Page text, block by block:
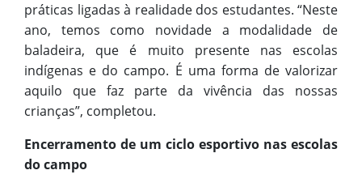
práticas ligadas à realidade dos estudantes. “Neste
ano, temos como novidade a modalidade de
baladeira, que é muito presente nas escolas
indígenas e do campo. É uma forma de valorizar
aquilo que faz parte da vivência das nossas
crianças”, completou.
Encerramento de um ciclo esportivo nas escolas
do campo